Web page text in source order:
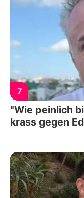
7
"Wie peinlich
krass gegen